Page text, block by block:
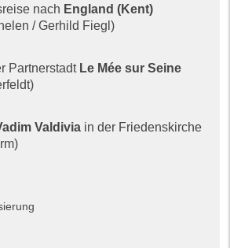
nach England (Kent)
/ Gerhild Fiegl)
Partnerstadt Le Mée sur Seine
Valdivia in der Friedenskirche